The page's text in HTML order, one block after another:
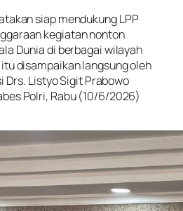
siap mendukung LPP
kegiatan nonton
Dunia di berbagai wilayah
disampaikan langsung oleh
Drs. Listyo Sigit Prabowo
Polri, Rabu (10/6/2026)